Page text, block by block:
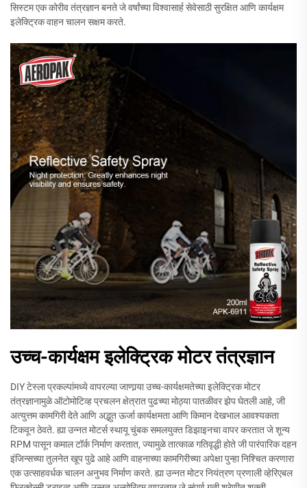
सिस्टम एक कोरीव तंत्रज्ञान बनते जे वर्षांच्या विश्वासार्ह सेवेसाठी सुरक्षित आणि कार्यक्षम
इलेक्ट्रिक वाहन चालन सक्षम करते.
उच्च-कार्यक्षम इलेक्ट्रिक मोटर तंत्रज्ञान
DIY टेस्ला प्रकल्पांमध्ये वापरल्या जाणार्‍या उच्च-कार्यक्षमतेच्या इलेक्ट्रिक मोटर
तंत्रज्ञानामुळे ऑटोमोटिव्ह प्रचलन क्षेत्रात पुढच्या मोठ्या पातळीवर झेप घेतली आहे, जी
अत्युत्तम कामगिरी देते आणि अद्भुत ऊर्जा कार्यक्षमता आणि किमान देखभाल आवश्यकता
टिकवून ठेवते. ह्या उन्नत मोटर्स स्थायू चुंबक समलयुक्त डिझाइनचा वापर करतात जे शून्य
RPM पासून कमाल टॉर्क निर्माण करतात, ज्यामुळे तात्काळ गतिवृद्धी होते जी पारंपारिक दहन
इंजिन्सच्या तुलनेत खूप पुढे आहे आणि वाहनाच्या कामगिरीच्या अपेक्षा पुन्हा निश्चित करणारा
एक उत्साहवर्धक चालन अनुभव निर्माण करते. ह्या उन्नत मोटर नियंत्रण प्रणाली व्हेरिएबल